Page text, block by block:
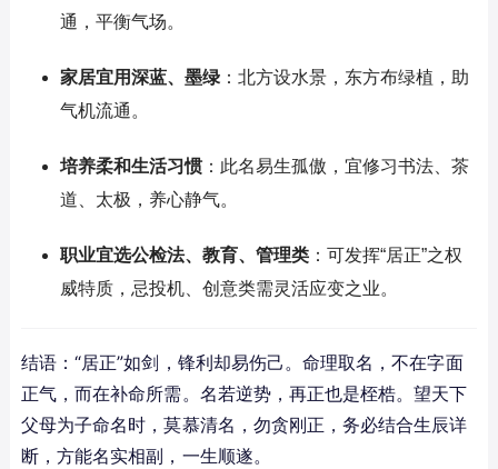
通，平衡气场。
家居宜用深蓝、墨绿：北方设水景，东方布绿植，助
气机流通。
培养柔和生活习惯：此名易生孤傲，宜修习书法、茶
道、太极，养心静气。
职业宜选公检法、教育、管理类：可发挥“居正”之权
威特质，忌投机、创意类需灵活应变之业。
结语：“居正”如剑，锋利却易伤己。命理取名，不在字面
正气，而在补命所需。名若逆势，再正也是桎梏。望天下
父母为子命名时，莫慕清名，勿贪刚正，务必结合生辰详
断，方能名实相副，一生顺遂。